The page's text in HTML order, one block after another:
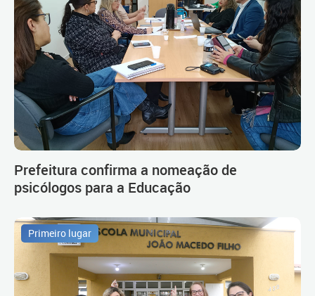
Prefeitura confirma a nomeação de
psicólogos para a Educação
Primeiro lugar